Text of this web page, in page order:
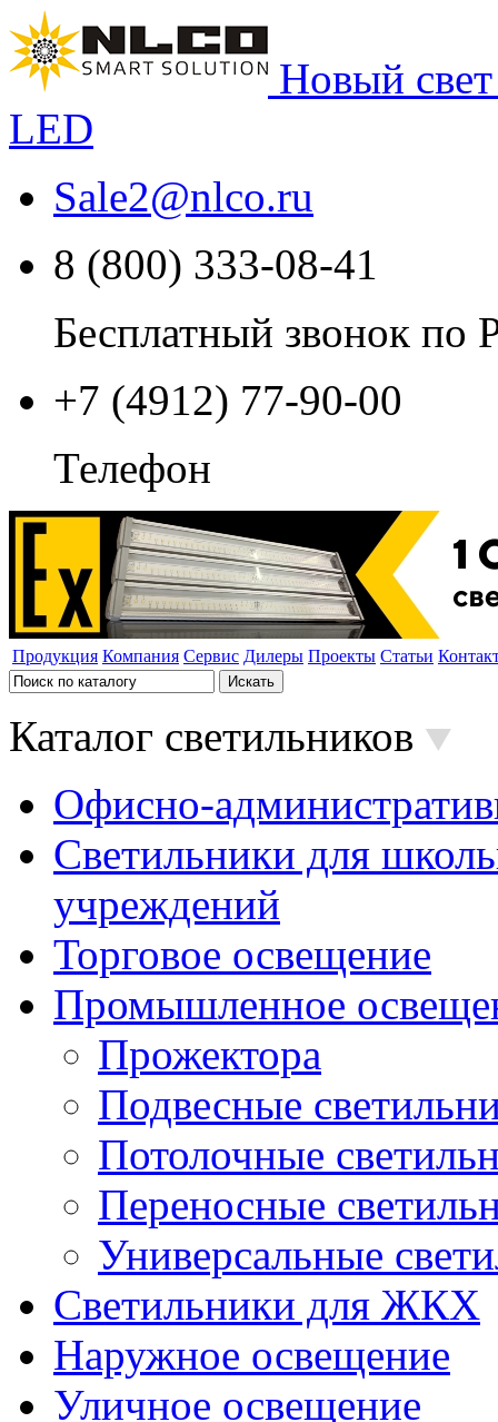
Новый
LED
Sale2@nlco.ru
8 (800) 333-08-41
Бесплатный звонок по
+7 (4912) 77-90-00
Телефон
Продукция Компания Сервис Дилеры Проекты Статьи
Каталог светильников
Офисно-
Светильники для
учреждений
Торговое освещение
Промышленное
Прожектора
Подвесные
Потолочные
Переносные
Универсальные
Светильники для ЖКХ
Наружное освещение
Уличное освещение